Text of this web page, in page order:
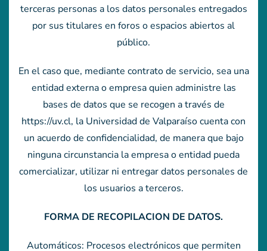
terceras personas a los datos personales entregados
por sus titulares en foros o espacios abiertos al
público.
En el caso que, mediante contrato de servicio, sea una
entidad externa o empresa quien administre las
bases de datos que se recogen a través de
https://uv.cl, la Universidad de Valparaíso cuenta con
un acuerdo de confidencialidad, de manera que bajo
ninguna circunstancia la empresa o entidad pueda
comercializar, utilizar ni entregar datos personales de
los usuarios a terceros.
FORMA DE RECOPILACION DE DATOS.
Automáticos: Procesos electrónicos que permiten